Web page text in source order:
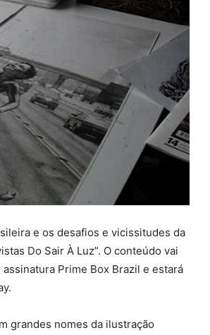
e os desafios e vicissitudes da
Do Sair À Luz”. O conteúdo vai
Prime Box Brazil e estará
grandes nomes da ilustração